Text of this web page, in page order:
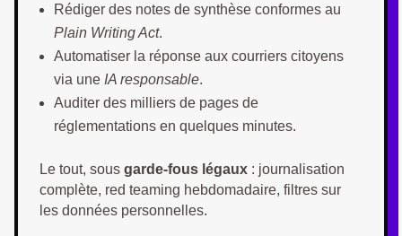
Rédiger des notes de synthèse conformes au
Plain Writing Act.
Automatiser la réponse aux courriers citoyens
via une IA responsable.
Auditer des milliers de pages de
réglementations en quelques minutes.
Le tout, sous garde-fous légaux : journalisation
complète, red teaming hebdomadaire, filtres sur
les données personnelles.